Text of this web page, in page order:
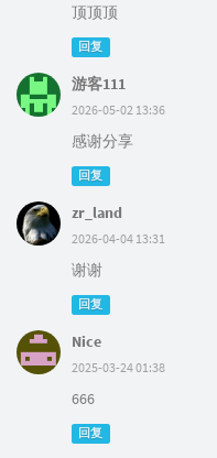
顶顶顶
回复
游客111
2026-05-02 13:36
感谢分享
回复
zr_land
2026-04-04 13:31
谢谢
回复
Nice
2025-03-24 01:38
666
回复